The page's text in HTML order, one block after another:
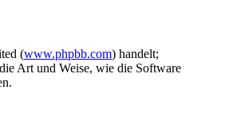
(www.phpbb.com) handelt;
Art und Weise, wie die Software